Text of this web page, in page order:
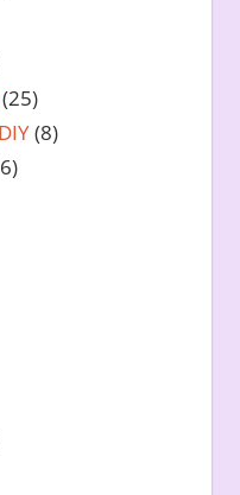
(8)